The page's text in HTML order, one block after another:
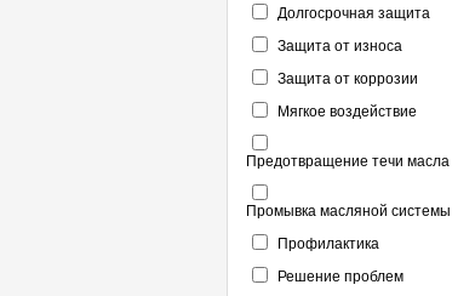
Долгосрочная защита
Защита от износа
Защита от коррозии
Мягкое воздействие
Предотвращение течи масла
Промывка масляной системы
Профилактика
Решение проблем